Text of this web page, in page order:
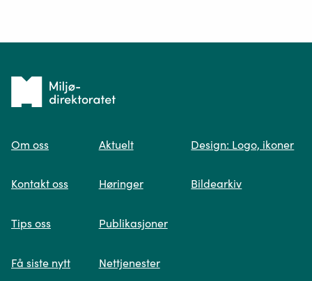
Spør oss
søk og viser deg vår mest relevante
Tilbake
forsiden
Om oss
Kontakt oss
Tips oss
Få siste nytt
Aktuelt
Høringer
Publikasjoner
Nettjenester
Design: Logo, ikoner
Bildearkiv